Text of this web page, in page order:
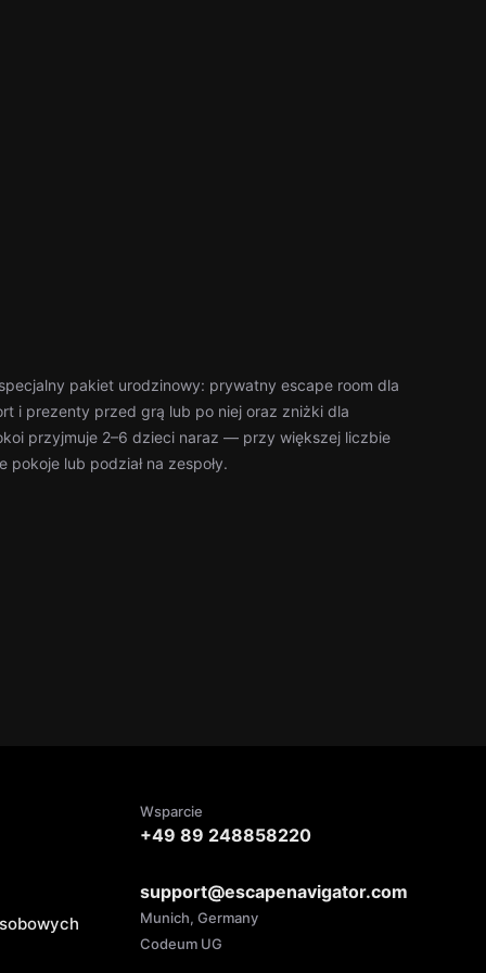
pakiet urodzinowy: prywatny escape room dla
i prezenty przed grą lub po niej oraz zniżki dla
przyjmuje 2–6 dzieci naraz — przy większej liczbie
pokoje lub podział na zespoły.
Wsparcie
+49 89 248858220
support@escapenavigator.com
Munich, Germany
Codeum UG